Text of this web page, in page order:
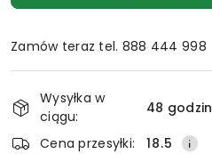
Zamów teraz tel. 888 444 998
i
dostawa
Wysyłka w
ciągu:
48 godzin
Cena przesyłki:
18.5